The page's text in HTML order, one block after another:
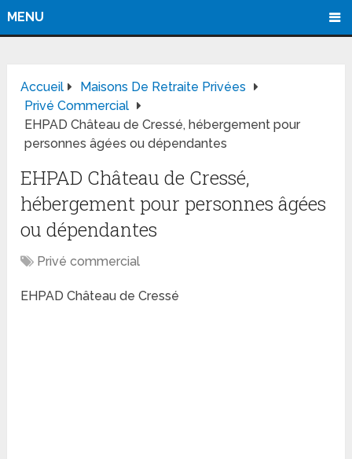
MENU
Accueil
Maisons De Retraite Privées
Privé Commercial
EHPAD Château de Cressé, hébergement pour
personnes âgées ou dépendantes
EHPAD Château de Cressé,
hébergement pour personnes âgées
ou dépendantes
Privé commercial
EHPAD Château de Cressé